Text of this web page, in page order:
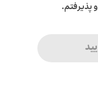
پذیرفتم.